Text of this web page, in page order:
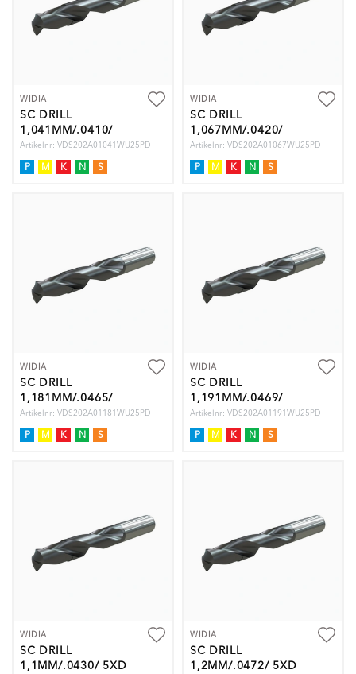
WIDIA
SC DRILL
1,041MM/.0410/
5XD
Artikelnr: VDS202A01041WU25PD
P M K N S
WIDIA
SC DRILL
1,067MM/.0420/
5XD
Artikelnr: VDS202A01067WU25PD
P M K N S
WIDIA
SC DRILL
1,181MM/.0465/
5XD
Artikelnr: VDS202A01181WU25PD
P M K N S
WIDIA
SC DRILL
1,191MM/.0469/
5XD
Artikelnr: VDS202A01191WU25PD
P M K N S
WIDIA
SC DRILL
1,1MM/.0430/ 5XD
WIDIA
SC DRILL
1,2MM/.0472/ 5XD